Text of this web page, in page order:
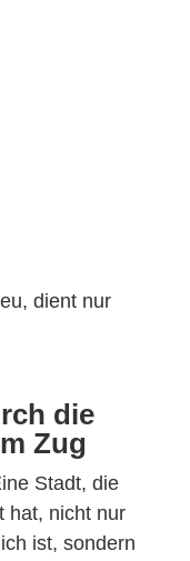
dient nur
die
Zug
Stadt, die
hat, nicht nur
ist, sondern